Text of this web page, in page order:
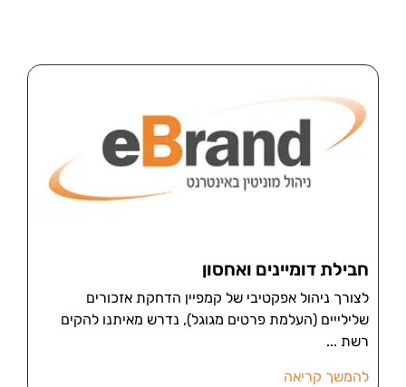
חבילת דומיינים ואחסון
לצורך ניהול אפקטיבי של קמפיין הדחקת אזכורים
שלילייים (העלמת פרטים מגוגל), נדרש מאיתנו להקים
רשת
להמשך קריאה